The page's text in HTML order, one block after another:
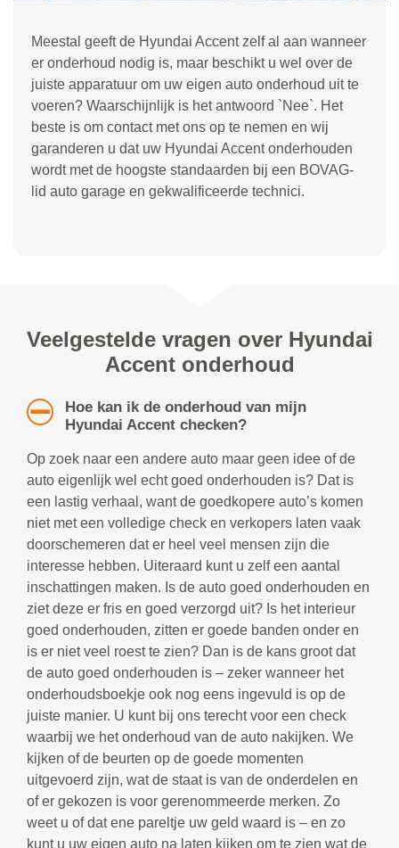
Meestal geeft de Hyundai Accent zelf al aan wanneer
er onderhoud nodig is, maar beschikt u wel over de
juiste apparatuur om uw eigen auto onderhoud uit te
voeren? Waarschijnlijk is het antwoord `Nee`. Het
beste is om contact met ons op te nemen en wij
garanderen u dat uw Hyundai Accent onderhouden
wordt met de hoogste standaarden bij een BOVAG-
lid auto garage en gekwalificeerde technici.
Veelgestelde vragen over Hyundai
Accent onderhoud
Hoe kan ik de onderhoud van mijn
Hyundai Accent checken?
Op zoek naar een andere auto maar geen idee of de
auto eigenlijk wel echt goed onderhouden is? Dat is
een lastig verhaal, want de goedkopere auto’s komen
niet met een volledige check en verkopers laten vaak
doorschemeren dat er heel veel mensen zijn die
interesse hebben. Uiteraard kunt u zelf een aantal
inschattingen maken. Is de auto goed onderhouden en
ziet deze er fris en goed verzorgd uit? Is het interieur
goed onderhouden, zitten er goede banden onder en
is er niet veel roest te zien? Dan is de kans groot dat
de auto goed onderhouden is – zeker wanneer het
onderhoudsboekje ook nog eens ingevuld is op de
juiste manier. U kunt bij ons terecht voor een check
waarbij we het onderhoud van de auto nakijken. We
kijken of de beurten op de goede momenten
uitgevoerd zijn, wat de staat is van de onderdelen en
of er gekozen is voor gerenommeerde merken. Zo
weet u of dat ene pareltje uw geld waard is – en zo
kunt u uw eigen auto na laten kijken om te zien wat de